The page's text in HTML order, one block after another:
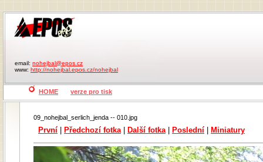
email: nohejbal@epos.cz
www: http://nohejbal.epos.cz/nohejbal
HOME verze pro tisk
09_nohejbal_serlich_jenda -- 010.jpg
První Předchozí fotka| Další fotka| Poslední Miniatury